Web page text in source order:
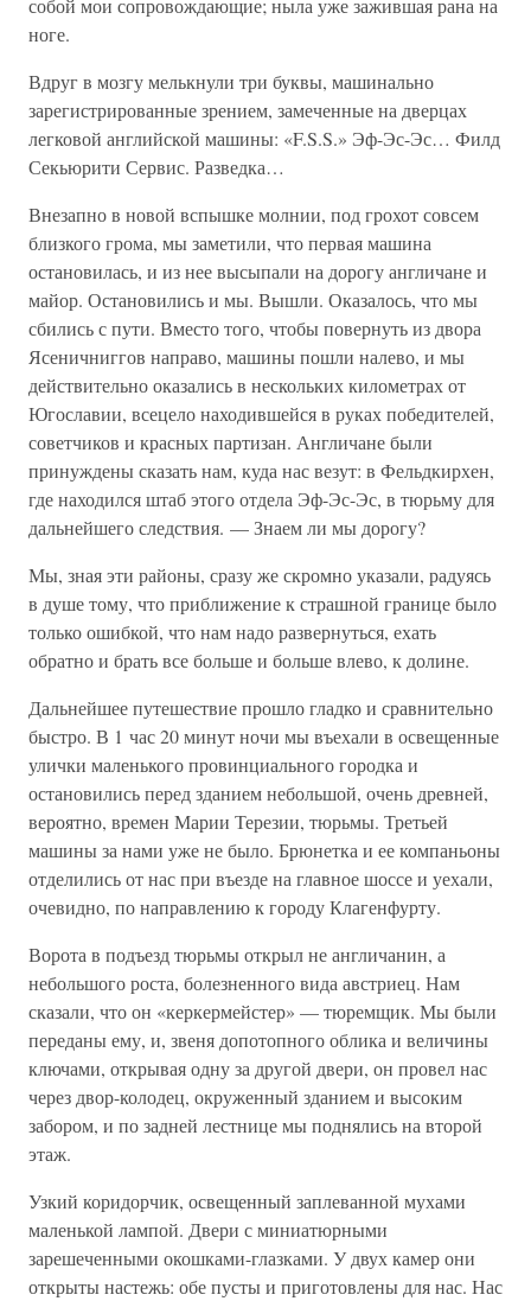
собой мои сопровождающие; ныла уже зажившая рана на
ноге.
Вдруг в мозгу мелькнули три буквы, машинально
зарегистрированные зрением, замеченные на дверцах
легковой английской машины: «F.S.S.» Эф-Эс-Эс… Филд
Секьюрити Сервис. Разведка…
Внезапно в новой вспышке молнии, под грохот совсем
близкого грома, мы заметили, что первая машина
остановилась, и из нее высыпали на дорогу англичане и
майор. Остановились и мы. Вышли. Оказалось, что мы
сбились с пути. Вместо того, чтобы повернуть из двора
Ясеничниггов направо, машины пошли налево, и мы
действительно оказались в нескольких километрах от
Югославии, всецело находившейся в руках победителей,
советчиков и красных партизан. Англичане были
принуждены сказать нам, куда нас везут: в Фельдкирхен,
где находился штаб этого отдела Эф-Эс-Эс, в тюрьму для
дальнейшего следствия. — Знаем ли мы дорогу?
Мы, зная эти районы, сразу же скромно указали, радуясь
в душе тому, что приближение к страшной границе было
только ошибкой, что нам надо развернуться, ехать
обратно и брать все больше и больше влево, к долине.
Дальнейшее путешествие прошло гладко и сравнительно
быстро. В 1 час 20 минут ночи мы въехали в освещенные
улички маленького провинциального городка и
остановились перед зданием небольшой, очень древней,
вероятно, времен Марии Терезии, тюрьмы. Третьей
машины за нами уже не было. Брюнетка и ее компаньоны
отделились от нас при въезде на главное шоссе и уехали,
очевидно, по направлению к городу Клагенфурту.
Ворота в подъезд тюрьмы открыл не англичанин, а
небольшого роста, болезненного вида австриец. Нам
сказали, что он «керкермейстер» — тюремщик. Мы были
переданы ему, и, звеня допотопного облика и величины
ключами, открывая одну за другой двери, он провел нас
через двор-колодец, окруженный зданием и высоким
забором, и по задней лестнице мы поднялись на второй
этаж.
Узкий коридорчик, освещенный заплеванной мухами
маленькой лампой. Двери с миниатюрными
зарешеченными окошками-глазками. У двух камер они
открыты настежь: обе пусты и приготовлены для нас. Нас